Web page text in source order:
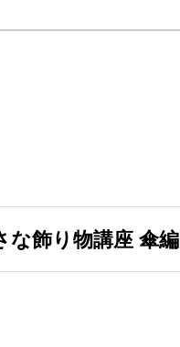
な飾り物講座 傘編